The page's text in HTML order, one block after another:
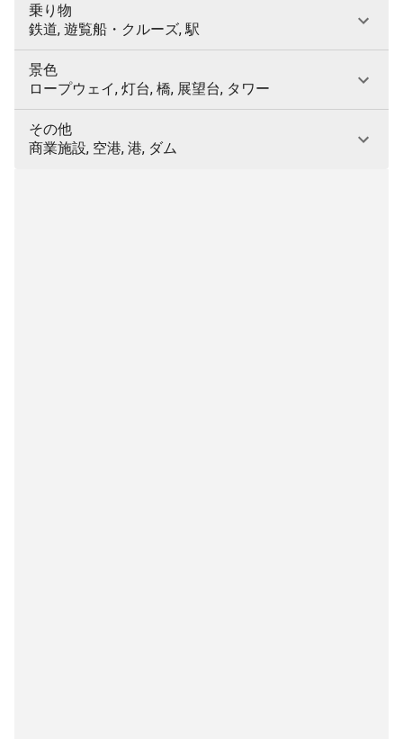
乗り物
鉄道, 遊覧船・クルーズ, 駅
景色
ロープウェイ, 灯台, 橋, 展望台, タワー
その他
商業施設, 空港, 港, ダム